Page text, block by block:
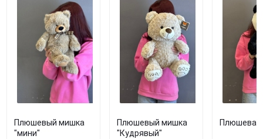
Плюшевый мишка
"мини"
Плюшевый мишка
"Кудрявый"
Плюшевая